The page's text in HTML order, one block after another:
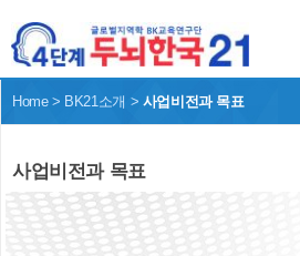
사업비전과 목표
Home > BK21소개 > 사업비전과 목표